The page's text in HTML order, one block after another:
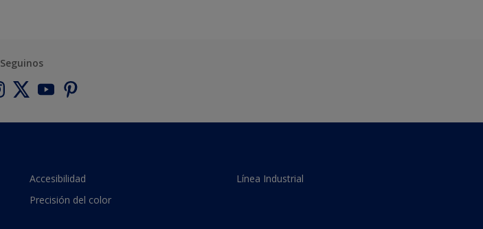
Seguinos
Accesibilidad
Precisión del color
Línea Industrial